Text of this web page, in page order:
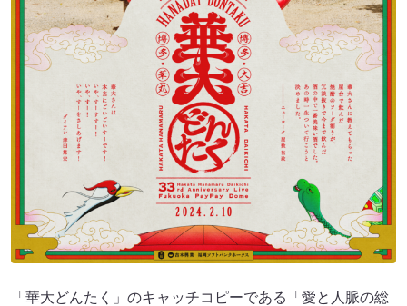
「華大どんたく」のキャッチコピーである「愛と人脈の総